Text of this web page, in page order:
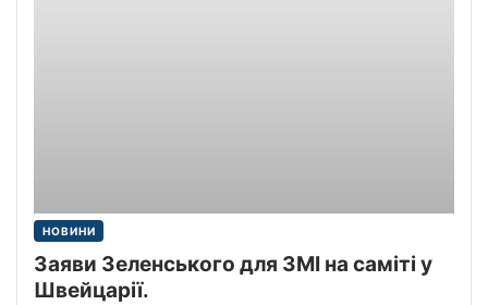
НОВИНИ
Заяви Зеленського для ЗМІ на саміті у
Швейцарії.